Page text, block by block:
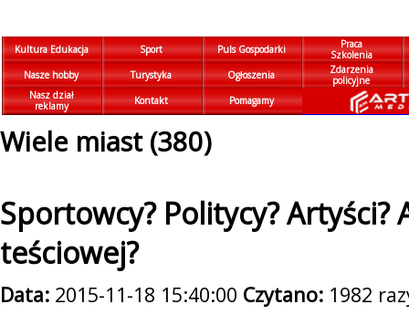
Kultura Edukacja Sport Puls Gospodarki
Praca
Szkolenia
Nasze hobby
Turystyka Ogłoszenia
Zdarzenia
policyjne
Nasz dział
reklamy
Kontakt Pomagamy
Wiele miast (380)
Sportowcy? Politycy? Artyści?
teściowej?
Data: 2015-11-18 15:40:00 Czytano: 1982